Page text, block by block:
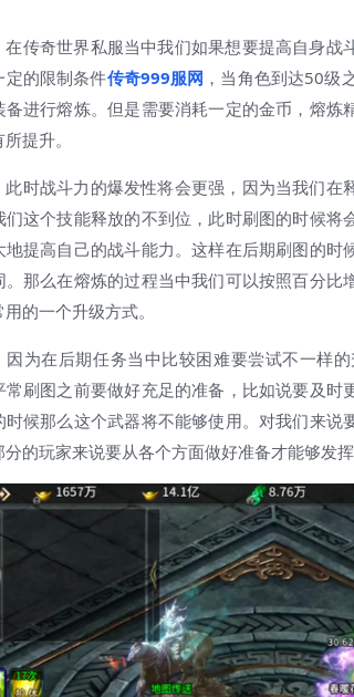
奇世界私服当中我们如果想要提高自身战
定的限制条件传奇999服网 ，当角色到达50级
备进行熔炼。但是需要消耗一定的金币，熔
提升。
战斗力的爆发性将会更强，因为当我们在
们这个技能释放的不到位，此时刷图的时候
地提高自己的战斗能力。这样在后期刷图的
。那么在熔炼的过程当中我们可以按照百分
的一个升级方式。
在后期任务当中比较困难要尝试不一样的
常刷图之前要做好充足的准备，比如说要及
时候那么这个武器将不能够使用。对我们来
分的玩家来说要从各个方面做好准备才能够发